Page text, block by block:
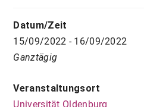
Datum/Zeit
15/09/2022 - 16/09/2022
Ganztägig
Veranstaltungsort
Universität Oldenburg